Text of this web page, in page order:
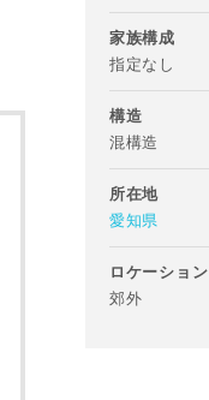
家族構成
指定なし
構造
混構造
所在地
愛知県
ロケーション
郊外